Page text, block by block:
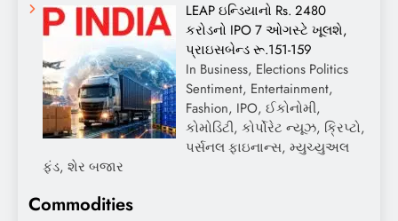
LEAP ઇન્ડિયાનો Rs. 2480
કરોડનો IPO 7 ઓગસ્ટે ખૂલશે,
પ્રાઇસબેન્ડ રૂ.151-159
In Business, Elections Politics
Sentiment, Entertainment,
Fashion, IPO, ઈકોનોમી,
કોમોડિટી, કોર્પોરેટ ન્યૂઝ, ક્રિપ્ટો,
પર્સનલ ફાઇનાન્સ, મ્યુચ્યુઅલ
ફંડ, શેર બજાર
Commodities